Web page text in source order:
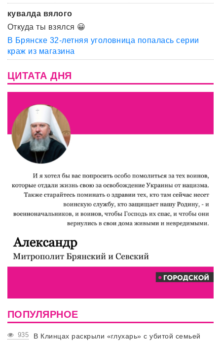
кувалда вялого
Откуда ты взялся 😀
В Брянске 32-летняя уголовница попалась серии
краж из магазина
ЦИТАТА ДНЯ
ПОПУЛЯРНОЕ
935
В Клинцах раскрыли «глухарь» с убитой семьей